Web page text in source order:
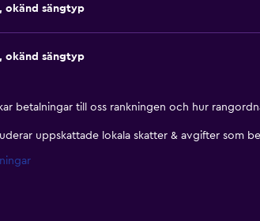
okänd sängtyp
okänd sängtyp
betalningar till oss rankningen och hur
uppskattade lokala skatter & avgifter som